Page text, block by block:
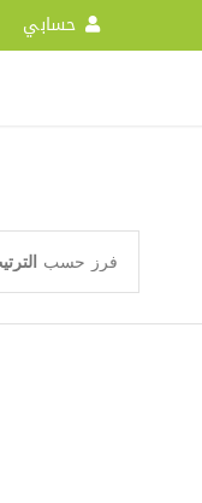
حسابي
فرز حسب